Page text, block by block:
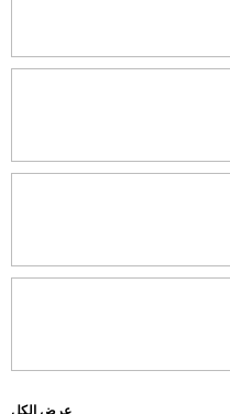
عرض الكل